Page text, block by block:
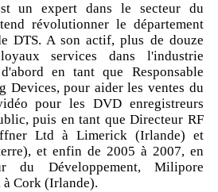
un expert dans le secteur du
révolutionner le département
DTS. A son actif, plus de douze
services dans l'industrie
en tant que Responsable
Devices, pour aider les ventes du
pour les DVD enregistreurs
puis en tant que Directeur RF
Ltd à Limerick (Irlande) et
et enfin de 2005 à 2007, en
du Développement, Milipore
à Cork (Irlande).